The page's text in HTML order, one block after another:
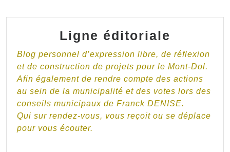
Ligne éditoriale
Blog personnel d’expression libre, de réflexion
et de construction de projets pour le Mont-Dol.
Afin également de rendre compte des actions
au sein de la municipalité et des votes lors des
conseils municipaux de Franck DENISE.
Qui sur rendez-vous, vous reçoit ou se déplace
pour vous écouter.